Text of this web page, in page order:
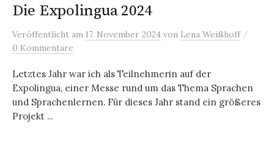
Die Expolingua 2024
Veröffentlicht am 17. November 2024 von Lena Weißhoff /
0 Kommentare
Letztes Jahr war ich als Teilnehmerin auf der
Expolingua, einer Messe rund um das Thema Sprachen
und Sprachenlernen. Für dieses Jahr stand ein größeres
Projekt ...